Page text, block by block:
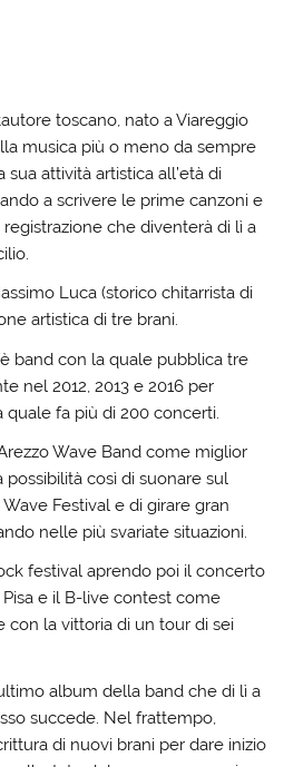
toscano, nato a Viareggio
musica più o meno da sempre
sua attività artistica all’età di
a scrivere le prime canzoni e
che diventerà di lì a
Luca (storico chitarrista di
artistica di tre brani.
band con la quale pubblica tre
nel 2012, 2013 e 2016 per
quale fa più di 200 concerti.
Wave Band come miglior
così di suonare sul
Festival e di girare gran
nelle più svariate situazioni.
festival aprendo poi il concerto
e il B-live contest come
con la vittoria di un tour di sei
album della band che di lì a
succede. Nel frattempo,
di nuovi brani per dare inizio